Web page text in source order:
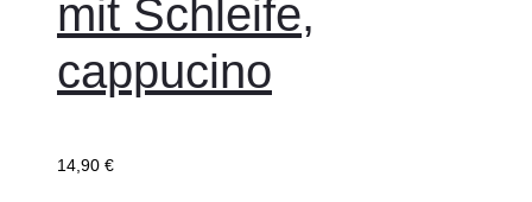
mit Schleife,
cappucino
14,90 €